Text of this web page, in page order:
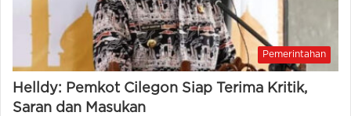
Pemerintahan
Helldy: Pemkot Cilegon Siap Terima Kritik,
Saran dan Masukan